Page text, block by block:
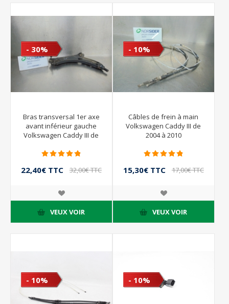
- 30%
Bras transversal 1er axe
avant inférieur gauche
Volkswagen Caddy III de
22,40€ TTC 32,00€ TTC
VEUX VOIR
- 10%
Câbles de frein à main
Volkswagen Caddy III de
2004 à 2010
15,30€ TTC 17,00€ TTC
VEUX VOIR
- 10% - 10%